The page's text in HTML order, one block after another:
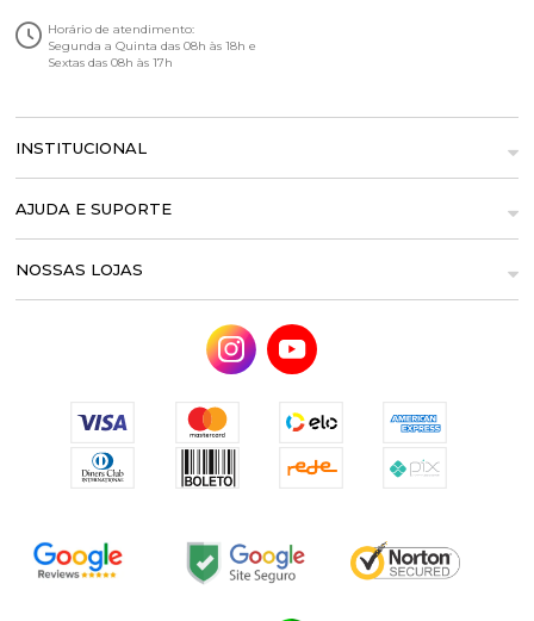
Horário de atendimento:
Segunda a Quinta das 08h às 18h e
Sextas das 08h às 17h
INSTITUCIONAL
AJUDA E SUPORTE
NOSSAS LOJAS